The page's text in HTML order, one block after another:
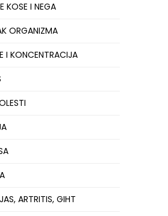
KOSE I NEGA
ORGANIZMA
I KONCENTRACIJA
ARTRITIS, GIHT